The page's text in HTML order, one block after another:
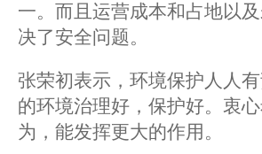
一。而且运营成本和占地以
决了安全问题。
张荣初表示，环境保护人人
的环境治理好，保护好。衷
为，能发挥更大的作用。